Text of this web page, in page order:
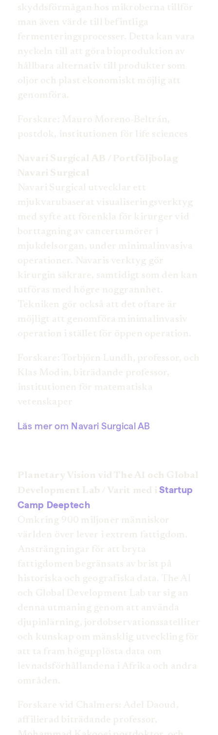
skyddsförmågan hos mikroberna tillför
man även värde till befintliga
fermenteringsprocesser. Detta kan vara
nyckeln till att göra bioproduktion av
hållbara alternativ till produkter som
oljor och plast ekonomiskt möjlig att
genomföra.
Forskare: Mauro Moreno-Beltrán,
postdok, institutionen för life sciences
Navari Surgical AB / Portföljbolag
Navari Surgical
Navari Surgical utvecklar ett
mjukvarubaserat visualiseringsverktyg
med syfte att förenkla för kirurger vid
borttagning av cancertumörer i
mjukdelsorgan, under minimalinvasiva
operationer. Navaris verktyg gör
kirurgin säkrare, samtidigt som den kan
utföras med högre noggrannhet.
Tekniken gör också att det oftare är
möjligt att genomföra minimalinvasiv
operation i stället för öppen operation.
Forskare: Torbjörn Lundh, professor, och
Klas Modin, biträdande professor,
institutionen för matematiska
vetenskaper
Läs mer om Navari Surgical AB
Planetary Vision vid The AI och Global
Development Lab / Varit med i Startup
Camp Deeptech
Omkring 900 miljoner människor
världen över lever i extrem fattigdom.
Ansträngningar för att bryta
fattigdomen begränsats av brist på
historiska och geografiska data. The AI
och Global Development Lab tar sig an
denna utmaning genom att använda
djupinlärning, jordobservationssatelliter
och kunskap om mänsklig utveckling för
att ta fram högupplösta data om
levnadsförhållandena i Afrika och andra
områden.
Forskare vid Chalmers: Adel Daoud,
affilierad biträdande professor,